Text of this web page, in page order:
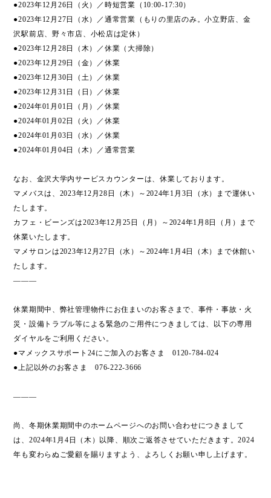
●2023年12月26日（火）／時短営業（10:00-17:30）
●2023年12月27日（水）／通常営業（もりの里店のみ。小立野店、金
沢駅前店、野々市店、小松店は定休）
●2023年12月28日（木）／休業（大掃除）
●2023年12月29日（金）／休業
●2023年12月30日（土）／休業
●2023年12月31日（日）／休業
●2024年01月01日（月）／休業
●2024年01月02日（火）／休業
●2024年01月03日（水）／休業
●2024年01月04日（木）／通常営業
なお、金沢大学内サービスカウンターは、休業しております。
マメバスは、2023年12月28日（木）～2024年1月3日（水）まで運休い
たします。
カフェ・ビーンズは2023年12月25日（月）～2024年1月8日（月）まで
休業いたします。
マメサロンは2023年12月27日（水）～2024年1月4日（木）まで休館い
たします。
———
休業期間中、弊社管理物件にお住まいのお客さまで、事件・事故・火
災・設備トラブル等による緊急のご用件につきましては、以下の専用
ダイヤルをご利用ください。
●マメックスサポート24にご加入のお客さま 0120-784-024
●上記以外のお客さま 076-222-3666
———
尚、冬期休業期間中のホームページへのお問い合わせにつきまして
は、2024年1月4日（木）以降、順次ご返答させていただきます。2024
年も変わらぬご愛顧を賜りますよう、よろしくお願い申し上げます。